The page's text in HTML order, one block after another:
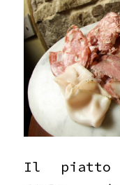
Il piatto